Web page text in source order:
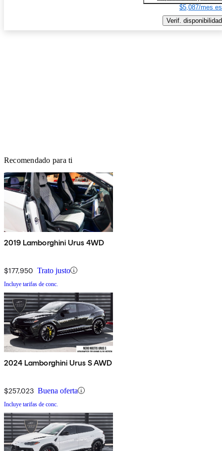
$5,087/mes
Verif. disponibilidad
Recomendado para ti
2019 Lamborghini Urus 4WD
$177,950 Trato justo
Incluye tarifas de conc.
2024 Lamborghini Urus S AWD
$257,023 Buena oferta
Incluye tarifas de conc.